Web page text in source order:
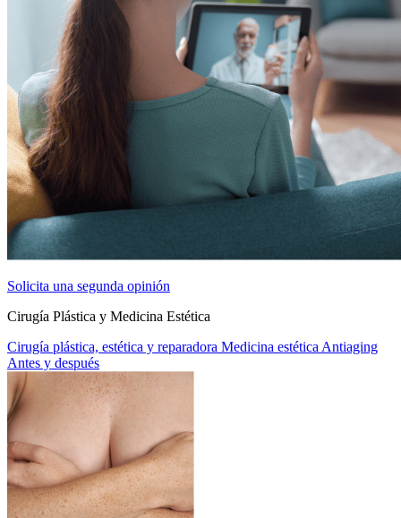
Solicita una segunda opinión
Cirugía Plástica y Medicina Estética
Cirugía plástica, estética y reparadora Medicina estética Antiaging
Antes y después